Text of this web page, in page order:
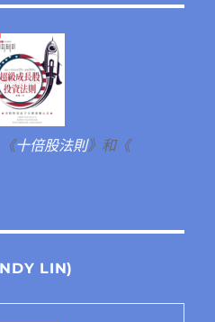
十倍股法則》和《
LIN)